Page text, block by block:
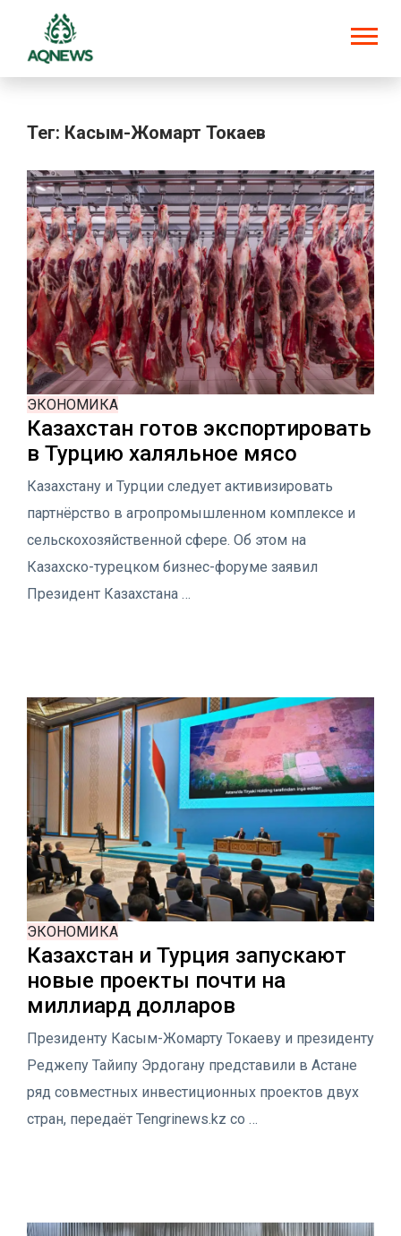
Тег: Касым-Жомарт Токаев
ЭКОНОМИКА
Казахстан готов экспортировать
в Турцию халяльное мясо
Казахстану и Турции следует активизировать
партнёрство в агропромышленном комплексе и
сельскохозяйственной сфере. Об этом на
Казахско-турецком бизнес-форуме заявил
Президент Казахстана …
ЭКОНОМИКА
Казахстан и Турция запускают
новые проекты почти на
миллиард долларов
Президенту Касым-Жомарту Токаеву и президенту
Реджепу Тайипу Эрдогану представили в Астане
ряд совместных инвестиционных проектов двух
стран, передаёт Tengrinews.kz со …